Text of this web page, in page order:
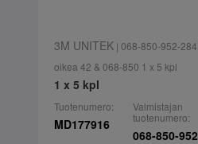
3M UNITEK| 068-850-952-
oikea 42 & 068-850 1 x 5 kpl
1 x 5 kpl
Tuotenumero:
MD177916
Valmistajan
tuotenumero:
068-850-